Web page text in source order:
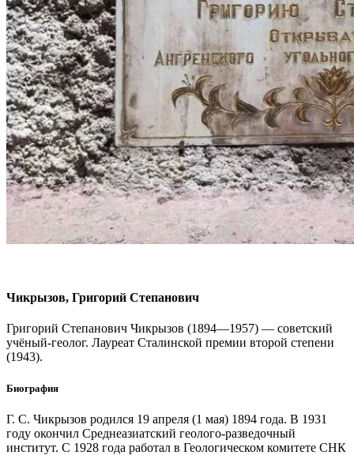
Чикрызов, Григорий Степанович
Григорий Степанович Чикрызов (1894—1957) — советский
учёный-геолог. Лауреат Сталинской премии второй степени
(1943).
Биография
Г. С. Чикрызов родился 19 апреля (1 мая) 1894 года. В 1931
году окончил Среднеазиатский геолого-разведочный
институт. С 1928 года работал в Геологическом комитете СНК